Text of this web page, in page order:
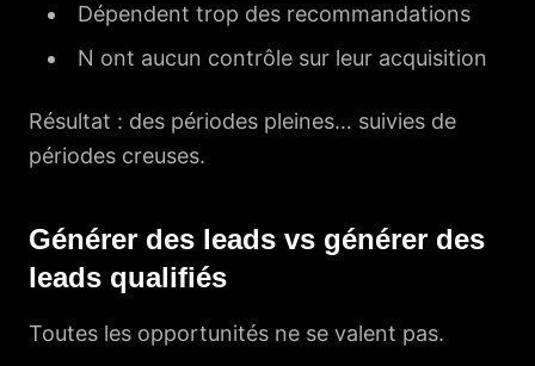
Dépendent trop des recommandations
N ont aucun contrôle sur leur acquisition
Résultat : des périodes pleines… suivies de
périodes creuses.
Générer des leads vs générer des
leads qualifiés
Toutes les opportunités ne se valent pas.